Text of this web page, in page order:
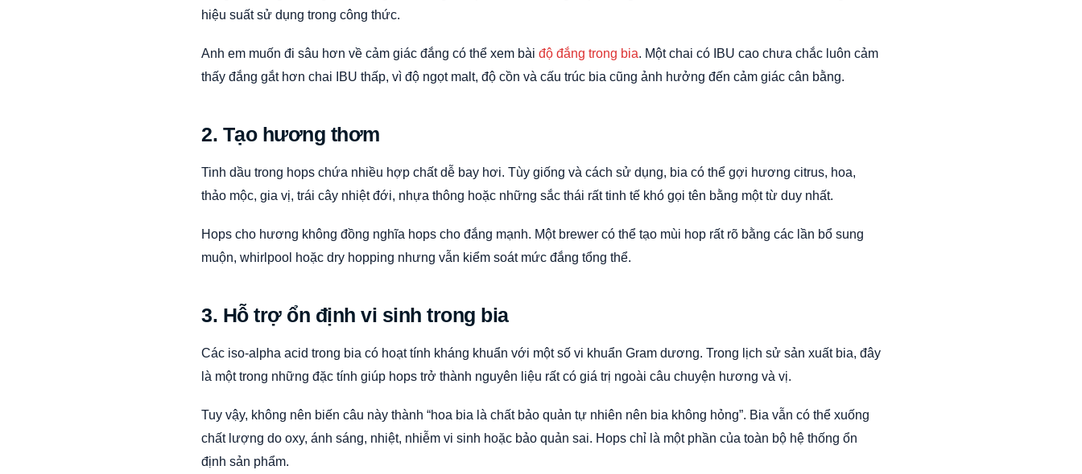
hiệu suất sử dụng trong công thức.
Anh em muốn đi sâu hơn về cảm giác đắng có thể xem bài độ đắng trong bia. Một chai có IBU cao chưa chắc luôn cảm
thấy đắng gắt hơn chai IBU thấp, vì độ ngọt malt, độ cồn và cấu trúc bia cũng ảnh hưởng đến cảm giác cân bằng.
2. Tạo hương thơm
Tinh dầu trong hops chứa nhiều hợp chất dễ bay hơi. Tùy giống và cách sử dụng, bia có thể gợi hương citrus, hoa,
thảo mộc, gia vị, trái cây nhiệt đới, nhựa thông hoặc những sắc thái rất tinh tế khó gọi tên bằng một từ duy nhất.
Hops cho hương không đồng nghĩa hops cho đắng mạnh. Một brewer có thể tạo mùi hop rất rõ bằng các lần bổ sung
muộn, whirlpool hoặc dry hopping nhưng vẫn kiểm soát mức đắng tổng thể.
3. Hỗ trợ ổn định vi sinh trong bia
Các iso-alpha acid trong bia có hoạt tính kháng khuẩn với một số vi khuẩn Gram dương. Trong lịch sử sản xuất bia, đây
là một trong những đặc tính giúp hops trở thành nguyên liệu rất có giá trị ngoài câu chuyện hương và vị.
Tuy vậy, không nên biến câu này thành “hoa bia là chất bảo quản tự nhiên nên bia không hỏng”. Bia vẫn có thể xuống
chất lượng do oxy, ánh sáng, nhiệt, nhiễm vi sinh hoặc bảo quản sai. Hops chỉ là một phần của toàn bộ hệ thống ổn
định sản phẩm.